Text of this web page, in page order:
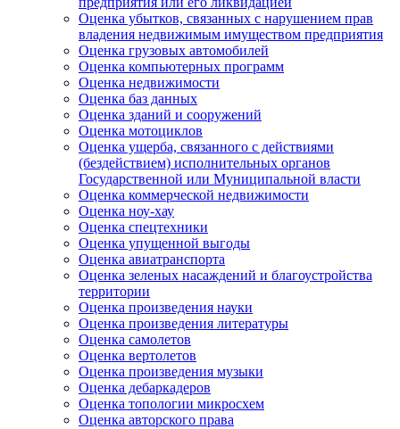
Оценка убытков, связанных с нарушением прав
владения недвижимым имуществом предприятия
Оценка грузовых автомобилей
Оценка компьютерных программ
Оценка недвижимости
Оценка баз данных
Оценка зданий и сооружений
Оценка мотоциклов
Оценка ущерба, связанного с действиями
(бездействием) исполнительных органов
Государственной или Муниципальной власти
Оценка коммерческой недвижимости
Оценка ноу-хау
Оценка спецтехники
Оценка упущенной выгоды
Оценка авиатранспорта
Оценка зеленых насаждений и благоустройства
территории
Оценка произведения науки
Оценка произведения литературы
Оценка самолетов
Оценка вертолетов
Оценка произведения музыки
Оценка дебаркадеров
Оценка топологии микросхем
Оценка авторского права